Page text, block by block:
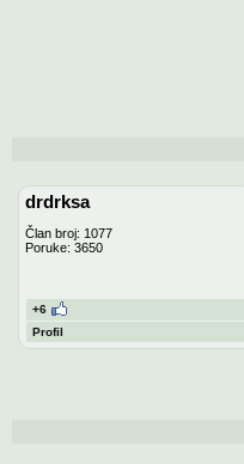
drdrksa
Član broj: 1077
Poruke: 3650
+6
Profil